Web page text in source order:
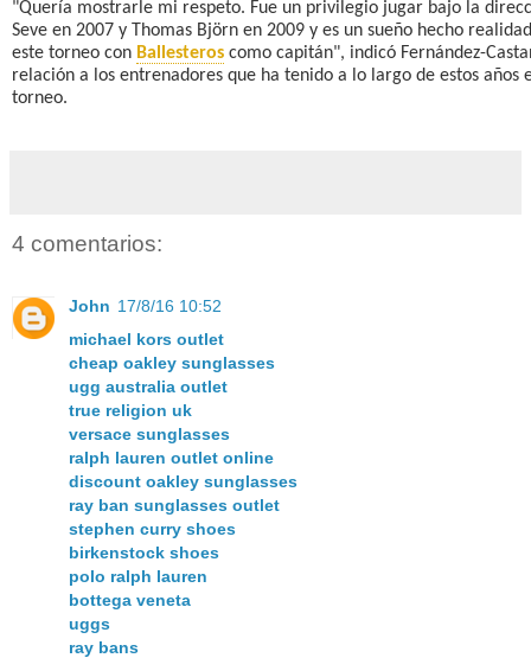
"Quería mostrarle mi respeto. Fue un privilegio jugar bajo la
Seve en 2007 y Thomas Björn en 2009 y es un sueño hecho
este torneo con Ballesteros como capitán", indicó Fernández-
relación a los entrenadores que ha tenido a lo largo de estos años
torneo.
4 comentarios:
John 17/8/16 10:52
michael kors outlet
cheap oakley sunglasses
ugg australia outlet
true religion uk
versace sunglasses
ralph lauren outlet online
discount oakley sunglasses
ray ban sunglasses outlet
stephen curry shoes
birkenstock shoes
polo ralph lauren
bottega veneta
uggs
ray bans